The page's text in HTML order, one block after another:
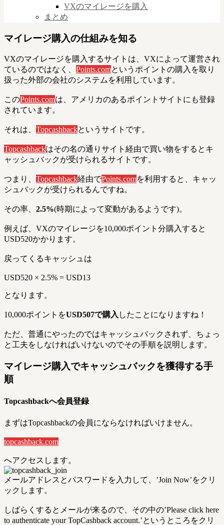
VXのマイレージを購入
まとめ
マイレージ購入の仕組みを知る
VXのマイレージを購入するサイトは、VXによって運営され
ているのではなく、 Points.comというポイントの購入を取り
扱った外部の会社のシステムを利用しています。
このPoints.comは、アメリカのあるポイントサイトにも登録
されています。
それは、 Topcashbackというサイトです。
Topcashbackはその名の通りサイト経由で買い物をするとキ
ャッシュバックが受けられるサイトです。
つまり、 Topcashback経由でPoints.comを利用すると、キャッ
シュバックが受けられるんですね。
その率、 2.5%(時期によって変動があるようです)。
例えば、VXのマイレージを10,000ポイント分購入すると
USD520かかります。
戻ってくるキャッシュは
USD520 × 2.5% = USD13
となります。
10,000ポイントをUSD507で購入 したことになりますね！
ただ、普通にやったのではキャッシュバックされず、ちょっ
と工夫をしなければいけないのでその手順を説明します。
マイレージ購入でキャッシュバックを獲得する手
順
Topcashbackへ会員登録
まずはTopcashbackの会員にならなければいけません。
topcashback.com
へアクセスします。
メールアドレスとパスワードを入力して、’Join Now’をクリ
ックします。
しばらくするとメールが来るので、その中の’Please click here
to authenticate your TopCashback account.’というところをクリ